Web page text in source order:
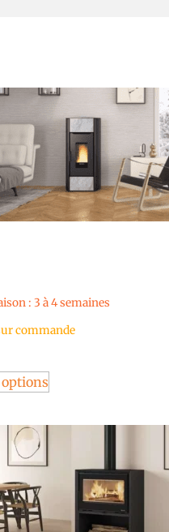
: 3 à 4 semaines
commande
options